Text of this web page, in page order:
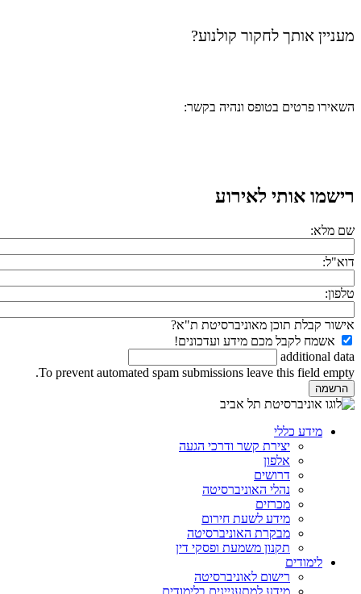
מעניין אותך לחקור קולנוע?
השאירו פרטים בטופס ונהיה בקשר:
רישמו אותי לאירוע
שם מלא:
דוא"ל:
טלפון:
אישור קבלת תוכן מאוניברסיטת ת"א?
אשמח לקבל מכם מידע ועדכונים!
additional data
To prevent automated spam submissions leave this field empty.
מידע כללי
יצירת קשר ודרכי הגעה
אלפון
דרושים
נהלי האוניברסיטה
מכרזים
מידע לשעת חירום
מבקרת האוניברסיטה
תקנון משמעת ופסקי דין
לימודים
רישום לאוניברסיטה
מידע למתעניינים בלימודים